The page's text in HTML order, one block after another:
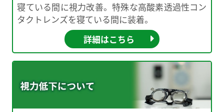
寝ている間に視力改善。特殊な高酸素透過性コン
タクトレンズを寝ている間に装着。
詳細はこちら